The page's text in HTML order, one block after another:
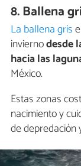
8. Ballena
La ballena gris
inviernodesde
hacia las
México.
Estas zonas
nacimiento y
de depredación